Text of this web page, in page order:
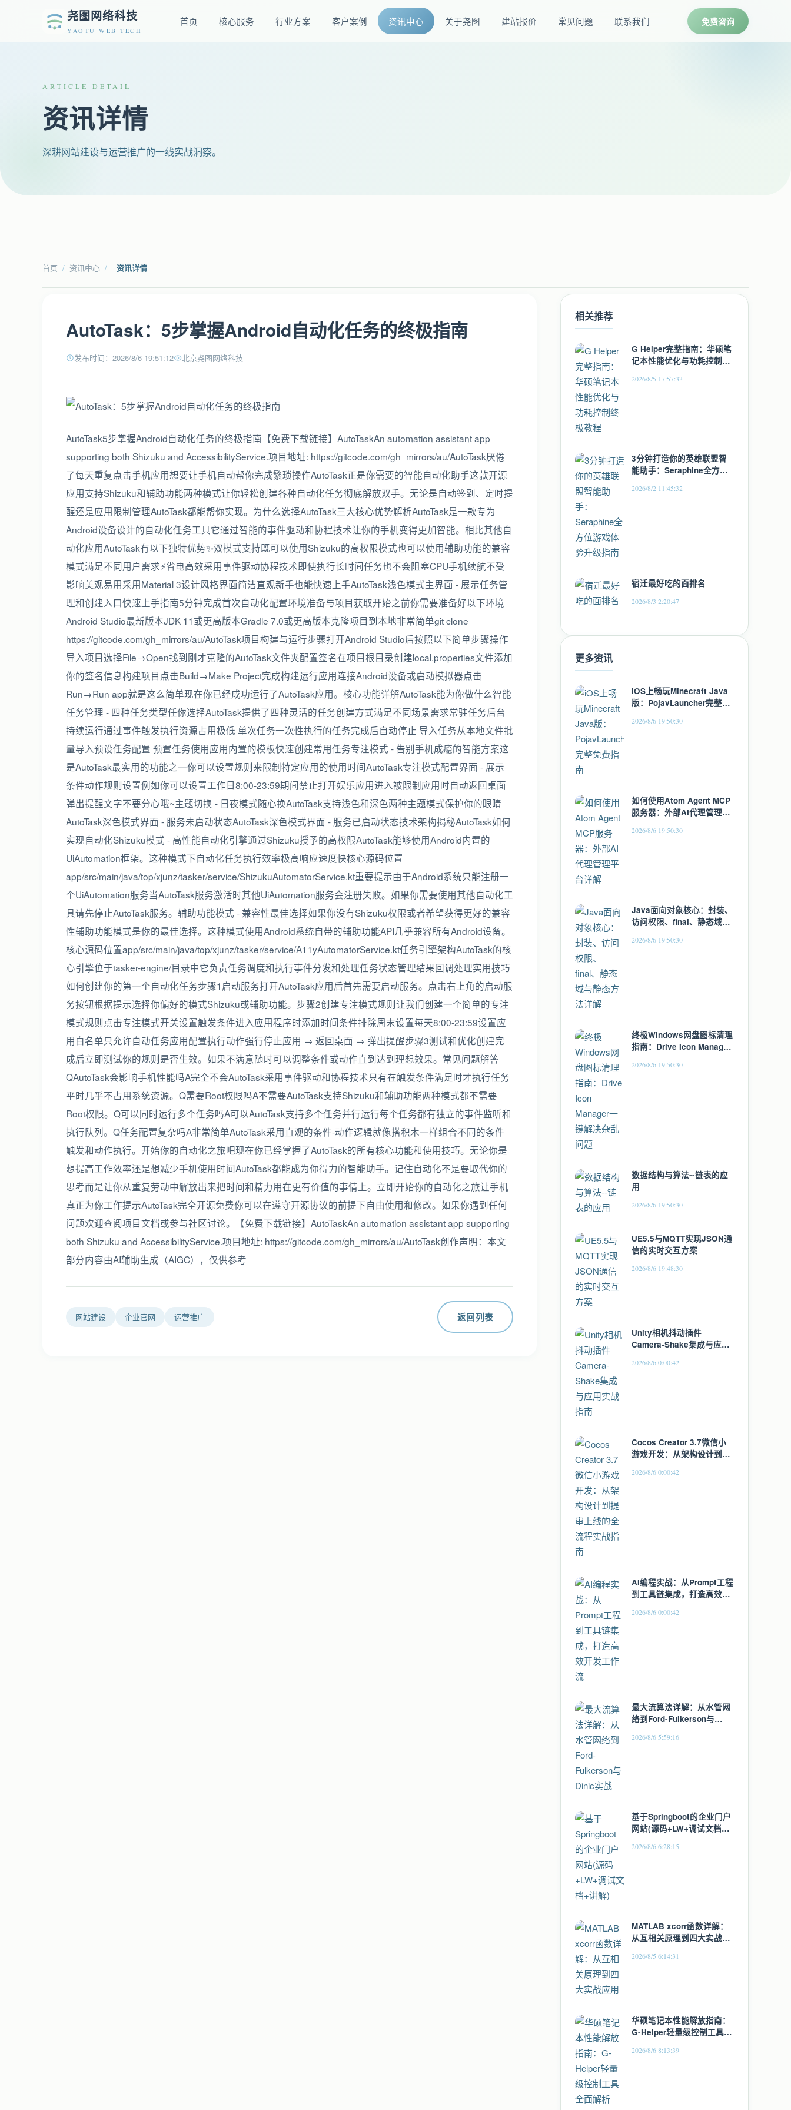
尧图网络科技
YAOTU WEB TECH
首页 核心服务 行业方案 客户案例 资讯中心 关于尧图 建站报价 常见问题 联系我们 免费咨询
ARTICLE DETAIL
资讯详情
深耕网站建设与运营推广的一线实战洞察。
首页 / 资讯中心 / 资讯详情
AutoTask：5步掌握Android自动化任务的终极指南
发布时间：2026/8/6 19:51:12 北京尧图网络科技
AutoTask5步掌握Android自动化任务的终极指南【免费下载链接】AutoTaskAn automation assistant app
supporting both Shizuku and AccessibilityService.项目地址: https://gitcode.com/gh_mirrors/au/AutoTask厌倦
了每天重复点击手机应用想要让手机自动帮你完成繁琐操作AutoTask正是你需要的智能自动化助手这款开源
应用支持Shizuku和辅助功能两种模式让你轻松创建各种自动化任务彻底解放双手。无论是自动签到、定时提
醒还是应用限制管理AutoTask都能帮你实现。为什么选择AutoTask三大核心优势解析AutoTask是一款专为
Android设备设计的自动化任务工具它通过智能的事件驱动和协程技术让你的手机变得更加智能。相比其他自
动化应用AutoTask有以下独特优势✨双模式支持既可以使用Shizuku的高权限模式也可以使用辅助功能的兼容
模式满足不同用户需求⚡省电高效采用事件驱动协程技术即使执行长时间任务也不会阻塞CPU手机续航不受
影响美观易用采用Material 3设计风格界面简洁直观新手也能快速上手AutoTask浅色模式主界面 - 展示任务管
理和创建入口快速上手指南5分钟完成首次自动化配置环境准备与项目获取开始之前你需要准备好以下环境
Android Studio最新版本JDK 11或更高版本Gradle 7.0或更高版本克隆项目到本地非常简单git clone
https://gitcode.com/gh_mirrors/au/AutoTask项目构建与运行步骤打开Android Studio后按照以下简单步骤操作
导入项目选择File→Open找到刚才克隆的AutoTask文件夹配置签名在项目根目录创建local.properties文件添加
你的签名信息构建项目点击Build→Make Project完成构建运行应用连接Android设备或启动模拟器点击
Run→Run app就是这么简单现在你已经成功运行了AutoTask应用。核心功能详解AutoTask能为你做什么智能
任务管理 - 四种任务类型任你选择AutoTask提供了四种灵活的任务创建方式满足不同场景需求常驻任务后台
持续运行通过事件触发执行资源占用极低 单次任务一次性执行的任务完成后自动停止 导入任务从本地文件批
量导入预设任务配置 预置任务使用应用内置的模板快速创建常用任务专注模式 - 告别手机成瘾的智能方案这
是AutoTask最实用的功能之一你可以设置规则来限制特定应用的使用时间AutoTask专注模式配置界面 - 展示
条件动作规则设置例如你可以设置工作日8:00-23:59期间禁止打开娱乐应用进入被限制应用时自动返回桌面
弹出提醒文字不要分心哦~主题切换 - 日夜模式随心换AutoTask支持浅色和深色两种主题模式保护你的眼睛
AutoTask深色模式界面 - 服务未启动状态AutoTask深色模式界面 - 服务已启动状态技术架构揭秘AutoTask如何
实现自动化Shizuku模式 - 高性能自动化引擎通过Shizuku授予的高权限AutoTask能够使用Android内置的
UiAutomation框架。这种模式下自动化任务执行效率极高响应速度快核心源码位置
app/src/main/java/top/xjunz/tasker/service/ShizukuAutomatorService.kt重要提示由于Android系统只能注册一
个UiAutomation服务当AutoTask服务激活时其他UiAutomation服务会注册失败。如果你需要使用其他自动化工
具请先停止AutoTask服务。辅助功能模式 - 兼容性最佳选择如果你没有Shizuku权限或者希望获得更好的兼容
性辅助功能模式是你的最佳选择。这种模式使用Android系统自带的辅助功能API几乎兼容所有Android设备。
核心源码位置app/src/main/java/top/xjunz/tasker/service/A11yAutomatorService.kt任务引擎架构AutoTask的核
心引擎位于tasker-engine/目录中它负责任务调度和执行事件分发和处理任务状态管理结果回调处理实用技巧
如何创建你的第一个自动化任务步骤1启动服务打开AutoTask应用后首先需要启动服务。点击右上角的启动服
务按钮根据提示选择你偏好的模式Shizuku或辅助功能。步骤2创建专注模式规则让我们创建一个简单的专注
模式规则点击专注模式开关设置触发条件进入应用程序时添加时间条件排除周末设置每天8:00-23:59设置应
用白名单只允许自动任务应用配置执行动作强行停止应用 → 返回桌面 → 弹出提醒步骤3测试和优化创建完
成后立即测试你的规则是否生效。如果不满意随时可以调整条件或动作直到达到理想效果。常见问题解答
QAutoTask会影响手机性能吗A完全不会AutoTask采用事件驱动和协程技术只有在触发条件满足时才执行任务
平时几乎不占用系统资源。Q需要Root权限吗A不需要AutoTask支持Shizuku和辅助功能两种模式都不需要
Root权限。Q可以同时运行多个任务吗A可以AutoTask支持多个任务并行运行每个任务都有独立的事件监听和
执行队列。Q任务配置复杂吗A非常简单AutoTask采用直观的条件-动作逻辑就像搭积木一样组合不同的条件
触发和动作执行。开始你的自动化之旅吧现在你已经掌握了AutoTask的所有核心功能和使用技巧。无论你是
想提高工作效率还是想减少手机使用时间AutoTask都能成为你得力的智能助手。记住自动化不是要取代你的
思考而是让你从重复劳动中解放出来把时间和精力用在更有价值的事情上。立即开始你的自动化之旅让手机
真正为你工作提示AutoTask完全开源免费你可以在遵守开源协议的前提下自由使用和修改。如果你遇到任何
问题欢迎查阅项目文档或参与社区讨论。【免费下载链接】AutoTaskAn automation assistant app supporting
both Shizuku and AccessibilityService.项目地址: https://gitcode.com/gh_mirrors/au/AutoTask创作声明：本文
部分内容由AI辅助生成（AIGC），仅供参考
网站建设 企业官网 运营推广 返回列表
相关推荐
G Helper完整指南：华硕笔
记本性能优化与功耗控制终
2026/8/5 17:57:33
3分钟打造你的英雄联盟智
能助手：Seraphine全方位
2026/8/2 11:45:32
宿迁最好吃的面排名
2026/8/3 2:20:47
更多资讯
iOS上畅玩Minecraft Java
版：PojavLauncher完整免
2026/8/6 19:50:30
如何使用Atom Agent MCP
服务器：外部AI代理管理平
2026/8/6 19:50:30
Java面向对象核心：封装、
访问权限、final、静态域与
2026/8/6 19:50:30
终极Windows网盘图标清理
指南：Drive Icon Manager
2026/8/6 19:50:30
数据结构与算法--链表的应
用
2026/8/6 19:50:30
UE5.5与MQTT实现JSON通
信的实时交互方案
2026/8/6 19:48:30
Unity相机抖动插件
Camera-Shake集成与应用
2026/8/6 0:00:42
Cocos Creator 3.7微信小
游戏开发：从架构设计到提
2026/8/6 0:00:42
AI编程实战：从Prompt工程
到工具链集成，打造高效开
2026/8/6 0:00:42
最大流算法详解：从水管网
络到Ford-Fulkerson与
2026/8/6 5:59:16
基于Springboot的企业门户
网站(源码+LW+调试文档
2026/8/6 6:28:15
MATLAB xcorr函数详解：
从互相关原理到四大实战应
2026/8/5 6:14:31
华硕笔记本性能解放指南：
G-Helper轻量级控制工具全
2026/8/6 8:13:39